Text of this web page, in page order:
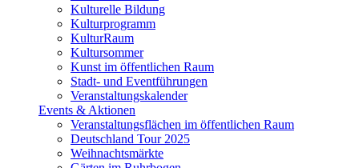
Kulturelle Bildung
Kulturprogramm
KulturRaum
Kultursommer
Kunst im öffentlichen Raum
Stadt- und Eventführungen
Veranstaltungskalender
Events & Aktionen
Veranstaltungsflächen im öffentlichen Raum
Deutschland Tour 2025
Weihnachtsmärkte